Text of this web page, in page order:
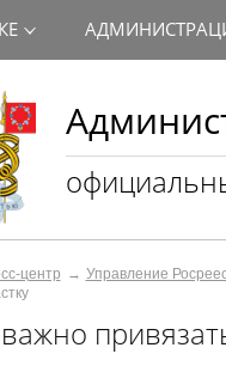
центр Управление